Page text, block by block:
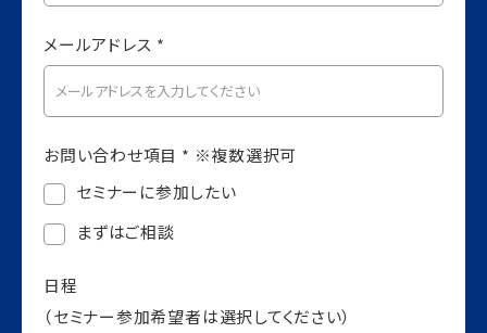
メールアドレス *
お問い合わせ項目 * ※複数選択可
セミナーに参加したい
まずはご相談
日程
（セミナー参加希望者は選択してください）